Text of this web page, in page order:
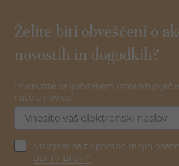
Želite biti obveščeni o
novostih in dogodkih?
Pridružite se ljubiteljem izbranih pijač
naše e-novice!
Strinjam se z uporabo mojih
PREBERI VEČ